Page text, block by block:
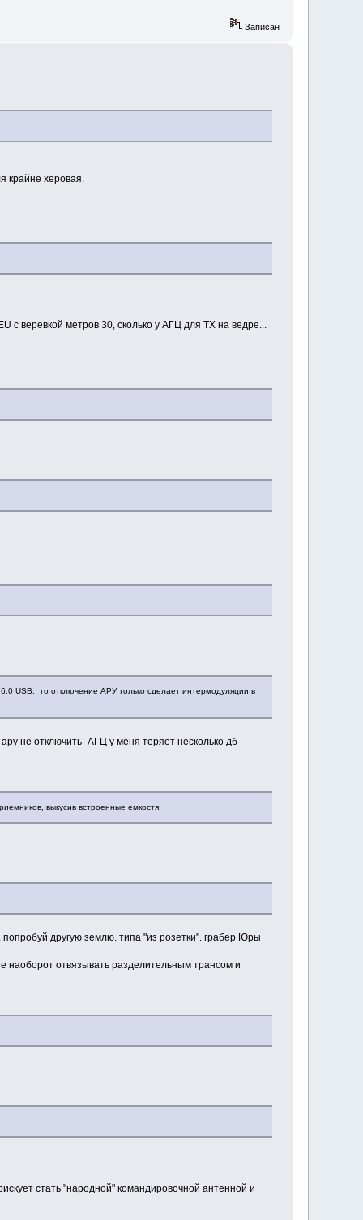
Записан
крайне херовая.
с веревкой метров 30, сколько у АГЦ для ТХ на ведре...
USB, то отключение АРУ только сделает интермодуляции в
не отключить- АГЦ у меня теряет несколько дб
выкусив встроенные емкостя:
другую землю. типа "из розетки". грабер Юры
наоборот отвязывать разделительным трансом и
стать "народной" командировочной антенной и